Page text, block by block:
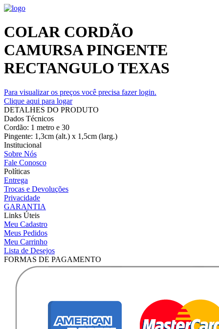
COLAR CORDÃO
CAMURSA PINGENTE
RECTANGULO TEXAS
Para visualizar os preços você precisa fazer login.
Clique aqui para logar
DETALHES DO PRODUTO
Dados Técnicos
Cordão: 1 metro e 30
Pingente: 1,3cm (alt.) x 1,5cm (larg.)
Institucional
Sobre Nós
Fale Conosco
Políticas
Entrega
Trocas e Devoluções
Privacidade
GARANTIA
Links Úteis
Meu Cadastro
Meus Pedidos
Meu Carrinho
Lista de Desejos
FORMAS DE PAGAMENTO